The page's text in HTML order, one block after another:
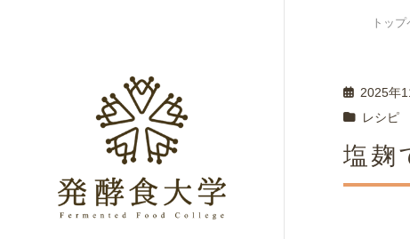
トッ
2025年
レシピ
塩麹